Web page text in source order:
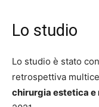
Lo studio
Lo studio è stato
retrospettiva
chirurgia estetica